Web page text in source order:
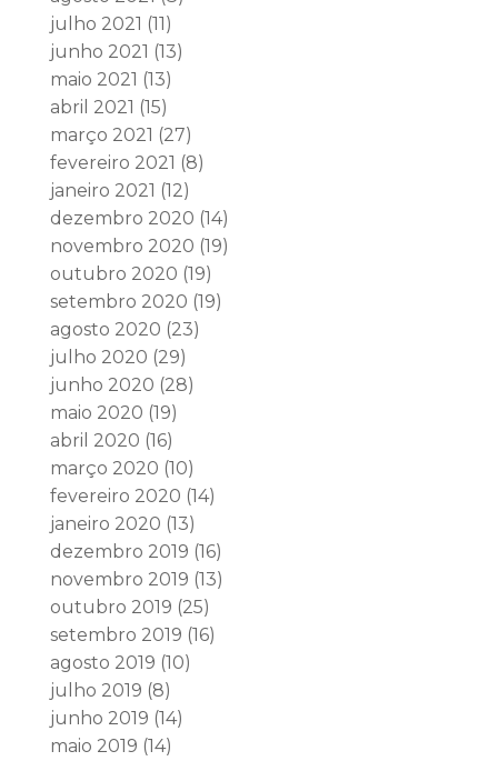
julho 2021 (11)
junho 2021 (13)
maio 2021 (13)
abril 2021 (15)
março 2021 (27)
fevereiro 2021 (8)
janeiro 2021 (12)
dezembro 2020 (14)
novembro 2020 (19)
outubro 2020 (19)
setembro 2020 (19)
agosto 2020 (23)
julho 2020 (29)
junho 2020 (28)
maio 2020 (19)
abril 2020 (16)
março 2020 (10)
fevereiro 2020 (14)
janeiro 2020 (13)
dezembro 2019 (16)
novembro 2019 (13)
outubro 2019 (25)
setembro 2019 (16)
agosto 2019 (10)
julho 2019 (8)
junho 2019 (14)
maio 2019 (14)